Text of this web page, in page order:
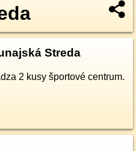
Streda
2 kusy športové centrum.